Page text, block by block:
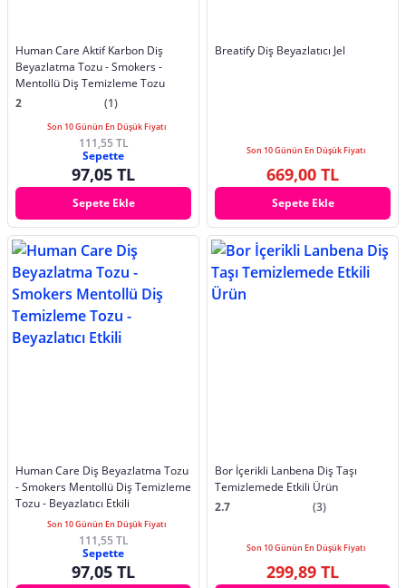
Human Care Aktif Karbon Diş
Beyazlatma Tozu - Smokers -
Mentollü Diş Temizleme Tozu
2
(1)
Son 10 Günün En Düşük Fiyatı
111,55 TL
Sepette
97,05 TL
Sepete Ekle
Breatify Diş Beyazlatıcı Jel
Son 10 Günün En Düşük Fiyatı
669,00 TL
Sepete Ekle
Human Care Diş Beyazlatma Tozu
- Smokers Mentollü Diş Temizleme
Tozu - Beyazlatıcı Etkili
Son 10 Günün En Düşük Fiyatı
111,55 TL
Sepette
97,05 TL
Bor İçerikli Lanbena Diş Taşı
Temizlemede Etkili Ürün
2.7
(3)
Son 10 Günün En Düşük Fiyatı
299,89 TL